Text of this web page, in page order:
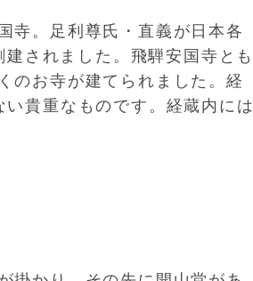
寺。足利尊氏・直義が日本各
されました。飛騨安国寺とも
のお寺が建てられました。経
貴重なものです。経蔵内には